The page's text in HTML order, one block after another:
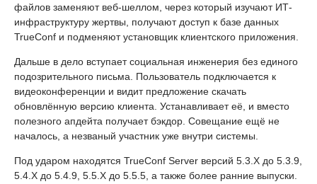
файлов заменяют веб-шеллом, через который изучают ИТ-
инфраструктуру жертвы, получают доступ к базе данных
TrueConf и подменяют установщик клиентского приложения.
Дальше в дело вступает социальная инженерия без единого
подозрительного письма. Пользователь подключается к
видеоконференции и видит предложение скачать
обновлённую версию клиента. Устанавливает её, и вместо
полезного апдейта получает бэкдор. Совещание ещё не
началось, а незваный участник уже внутри системы.
Под ударом находятся TrueConf Server версий 5.3.X до 5.3.9,
5.4.X до 5.4.9, 5.5.X до 5.5.5, а также более ранние выпуски.